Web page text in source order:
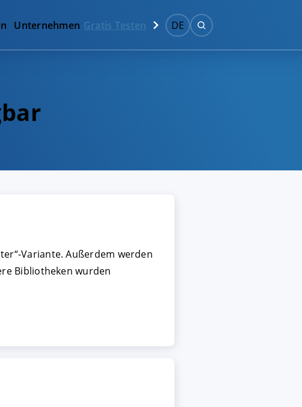
Unternehmen Gratis Testen DE
Variante. Außerdem werden
Bibliotheken wurden